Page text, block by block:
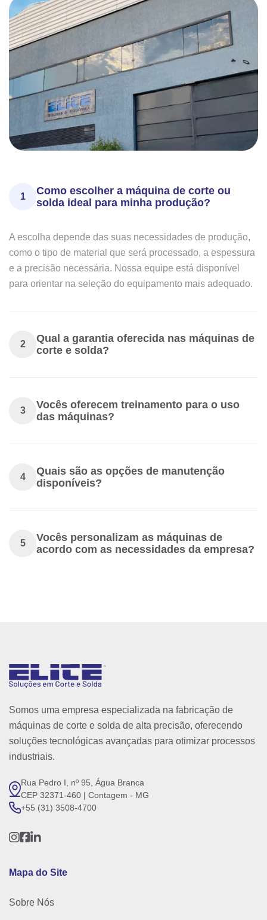
1
Como escolher a máquina de corte ou
solda ideal para minha produção?
A escolha depende das suas necessidades de produção,
como o tipo de material que será processado, a espessura
e a precisão necessária. Nossa equipe está disponível
para orientar na seleção do equipamento mais adequado.
2
Qual a garantia oferecida nas máquinas de
corte e solda?
3
Vocês oferecem treinamento para o uso
das máquinas?
4
Quais são as opções de manutenção
disponíveis?
5
Vocês personalizam as máquinas de
acordo com as necessidades da empresa?
Somos uma empresa especializada na fabricação de
máquinas de corte e solda de alta precisão, oferecendo
soluções tecnológicas avançadas para otimizar processos
industriais.
Rua Pedro I, nº 95, Água Branca
CEP 32371-460 | Contagem - MG
+55 (31) 3508-4700
Mapa do Site
Sobre Nós